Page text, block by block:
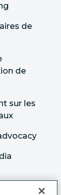
de
de
sur les